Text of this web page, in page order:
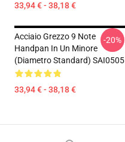
33,94 € - 38,18 €
Acciaio Grezzo 9 Note
Handpan In Un Minore
(diametro Standard) SAI0505
33,94 € - 38,18 €
-20%